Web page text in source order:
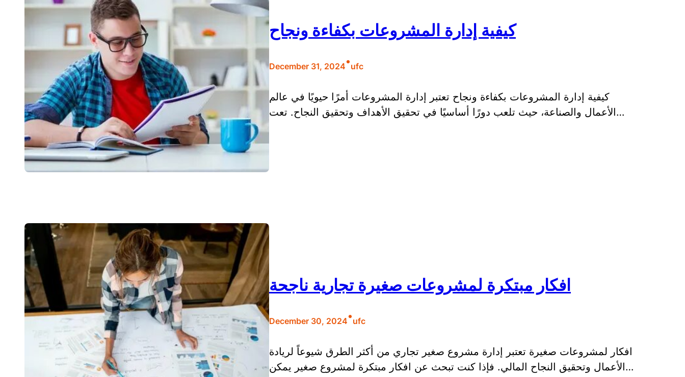
كيفية إدارة المشروعات بكفاءة ونجاح
December 31, 2024•ufc
كيفية إدارة المشروعات بكفاءة ونجاح تعتبر إدارة المشروعات أمرًا حيويًا في عالم
الأعمال والصناعة، حيث تلعب دورًا أساسيًا في تحقيق الأهداف وتحقيق النجاح. تعت…
افكار مبتكرة لمشروعات صغيرة تجارية ناجحة
December 30, 2024•ufc
افكار لمشروعات صغيرة تعتبر إدارة مشروع صغير تجاري من أكثر الطرق شيوعاً لريادة
الأعمال وتحقيق النجاح المالي. فإذا كنت تبحث عن افكار مبتكرة لمشروع صغير يمكن…